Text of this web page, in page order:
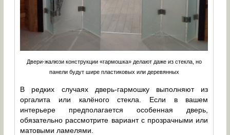
Двери-жалюзи конструкции «гармошка» делают даже из стекла, но
панели будут шире пластиковых или деревянных
В редких случаях дверь-гармошку выполняют из
оргалита или калёного стекла. Если в вашем
интерьере предполагается особенная дверь,
обязательно рассмотрите вариант с прозрачными или
матовыми ламелями.